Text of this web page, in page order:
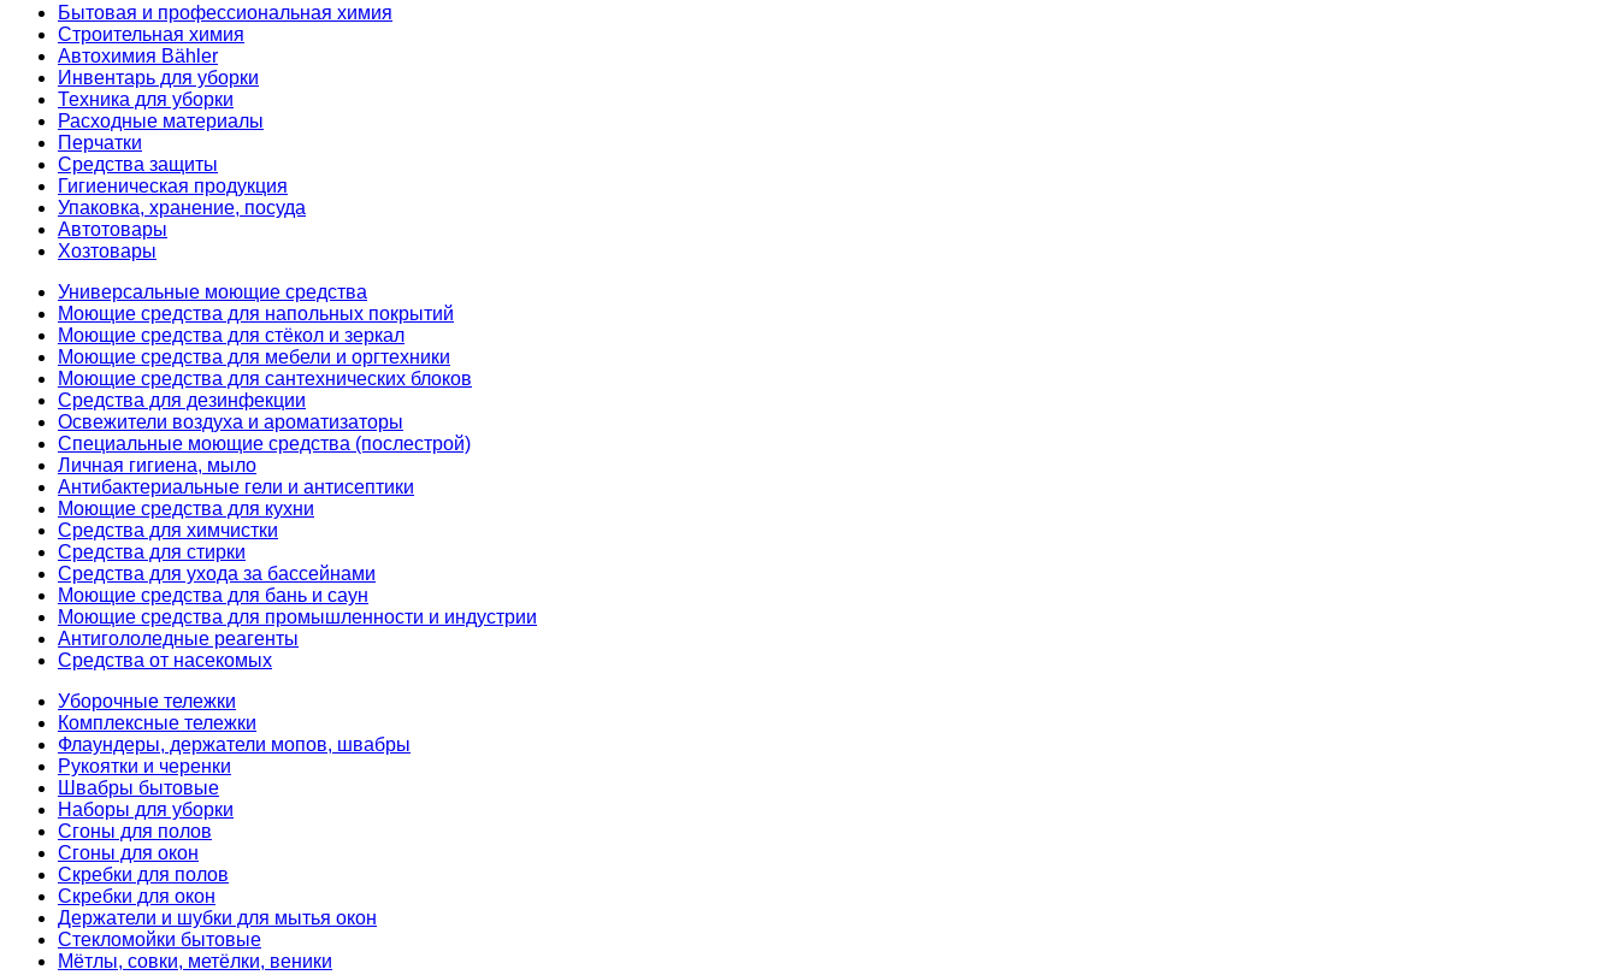
Бытовая и профессиональная химия
Строительная химия
Автохимия Bähler
Инвентарь для уборки
Техника для уборки
Расходные материалы
Перчатки
Средства защиты
Гигиеническая продукция
Упаковка, хранение, посуда
Автотовары
Хозтовары
Универсальные моющие средства
Моющие средства для напольных покрытий
Моющие средства для стёкол и зеркал
Моющие средства для мебели и оргтехники
Моющие средства для сантехнических блоков
Средства для дезинфекции
Освежители воздуха и ароматизаторы
Специальные моющие средства (послестрой)
Личная гигиена, мыло
Антибактериальные гели и антисептики
Моющие средства для кухни
Средства для химчистки
Средства для стирки
Средства для ухода за бассейнами
Моющие средства для бань и саун
Моющие средства для промышленности и индустрии
Антигололедные реагенты
Средства от насекомых
Уборочные тележки
Комплексные тележки
Флаундеры, держатели мопов, швабры
Рукоятки и черенки
Швабры бытовые
Наборы для уборки
Сгоны для полов
Сгоны для окон
Скребки для полов
Скребки для окон
Держатели и шубки для мытья окон
Стекломойки бытовые
Мётлы, совки, метёлки, веники